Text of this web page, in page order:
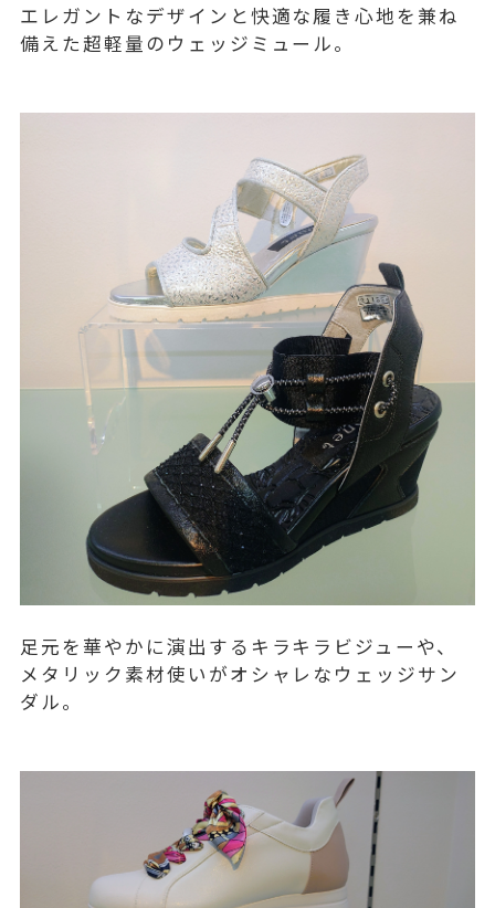
エレガントなデザインと快適な履き心地を兼ね
備えた超軽量のウェッジミュール。
足元を華やかに演出するキラキラビジューや、
メタリック素材使いがオシャレなウェッジサン
ダル。